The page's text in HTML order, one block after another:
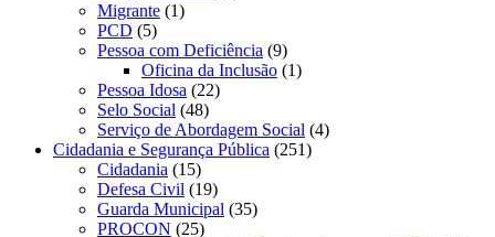
Migrante (1)
PCD (5)
Pessoa com Deficiência (9)
Oficina da Inclusão (1)
Pessoa Idosa (22)
Selo Social (48)
Serviço de Abordagem Social (4)
Cidadania e Segurança Pública (251)
Cidadania (15)
Defesa Civil (19)
Guarda Municipal (35)
PROCON (25)